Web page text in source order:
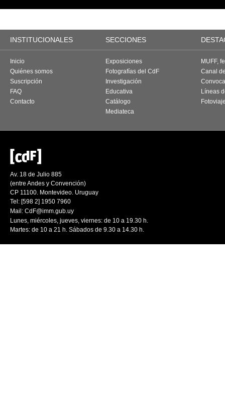
INSTITUCIONALES SECCIONES
Inicio
Quiénes somos
Suscripción
FAQ
Contacto
Exposiciones
Fotografías del CdF
Investigación
Educativa
Catálogo
Mediateca
MUFF,
Canal
Líneas
Av. 18 de Julio 885
(entre Andes y Convención)
CP 11100. Montevideo. Uruguay
Tel: [598 2] 1950 7960
Mail: CdF@imm.gub.uy
Lunes, miércoles, jueves, viernes: de 10 a 19.30 h.
Martes: de 10 a 21 h. Sábados de 9.30 a 14.30 h.